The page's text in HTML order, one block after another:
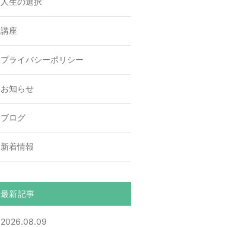
講座
プライバシーポリシー
お知らせ
ブログ
新着情報
最新記事
2026.08.09